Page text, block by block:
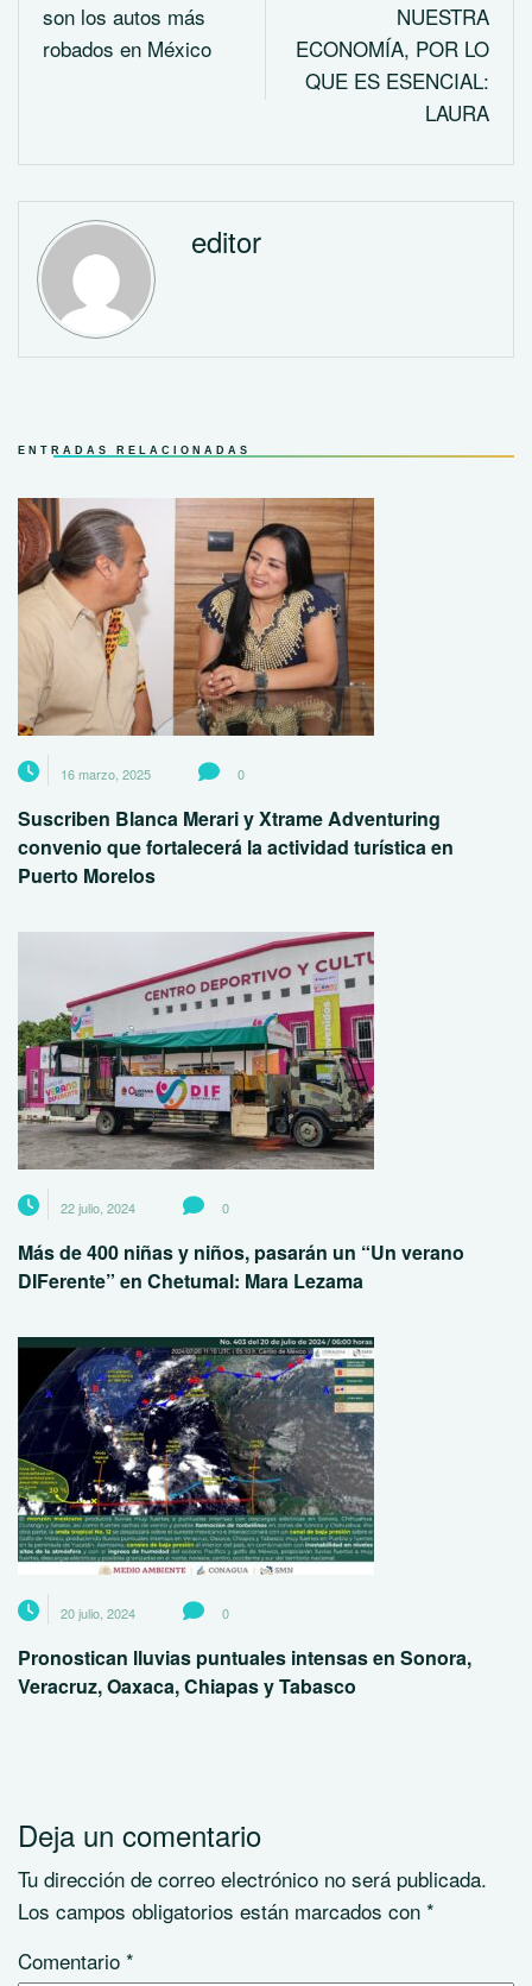
son los autos más
robados en México
NUESTRA
ECONOMÍA, POR LO
QUE ES ESENCIAL:
LAURA
editor
ENTRADAS RELACIONADAS
16 marzo, 2025 0
Suscriben Blanca Merari y Xtrame Adventuring
convenio que fortalecerá la actividad turística en
Puerto Morelos
22 julio, 2024 0
Más de 400 niñas y niños, pasarán un “Un verano
DIFerente” en Chetumal: Mara Lezama
20 julio, 2024 0
Pronostican lluvias puntuales intensas en Sonora,
Veracruz, Oaxaca, Chiapas y Tabasco
Deja un comentario
Tu dirección de correo electrónico no será publicada.
Los campos obligatorios están marcados con *
Comentario *